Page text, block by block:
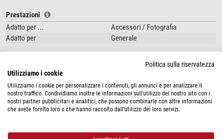
moduli esagonali che permettono di trovare le forme ideali per proteggere
l'attrezzatura. Questa valigetta con rotelle e manico prolungabile renderà un
piacere il viaggio con la vostra attrezzatura.
impermeabile all'acqua ed ermetiche (fino a 5 metri di profondità)
Solido rivestimento in materiale espanso a moduli esagonali adattabili
Cerniere rinforzate in acciaio
Rotelle e manico prolungabile
Questi nuovi modelli delle serie Supreme rappresentano un'eccezionale
nuova generazione sono impermeabili e resistono alla pressione fino ad
Prestazioni
Adatto per ...
Accessori / Fotografia
Adatto per
Generale
Resistente alla pressione dell'acqua
anti-polvere
si
Generale
Materiale esterno
Materiale sintetico
Espanso (mm)
vorgeformt (compreso nella
Politica sulla riservatezza
Utilizziamo i cookie
Utilizziamo i cookie per personalizzare i contenuti, gli annunci e per analizzare il
nostro traffico. Condividiamo inoltre le informazioni sull'utilizzo del nostro sito con i
nostri partner pubblicitari e analitici, che possono combinarle con altre informazioni
che avete fornito loro o che hanno raccolto dall'utilizzo dei loro servizi.